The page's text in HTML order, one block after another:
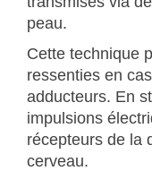
peau.
Cette technique
ressenties en
adducteurs. En
impulsions
récepteurs de la
cerveau.